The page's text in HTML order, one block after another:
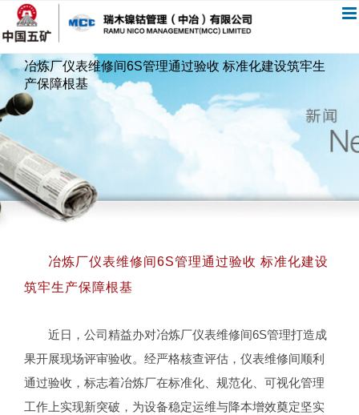
过
内
冶炼厂仪表维修间6S管理通过验收 标准化建设筑牢生
产保障根基
冶炼厂仪表维修间6S管理通过验收 标准化建设
筑牢生产保障根基
近日，公司精益办对冶炼厂仪表维修间6S管理打造成
果开展现场评审验收。经严格核查评估，仪表维修间顺利
通过验收，标志着冶炼厂在标准化、规范化、可视化管理
工作上实现新突破，为设备稳定运维与降本增效奠定坚实